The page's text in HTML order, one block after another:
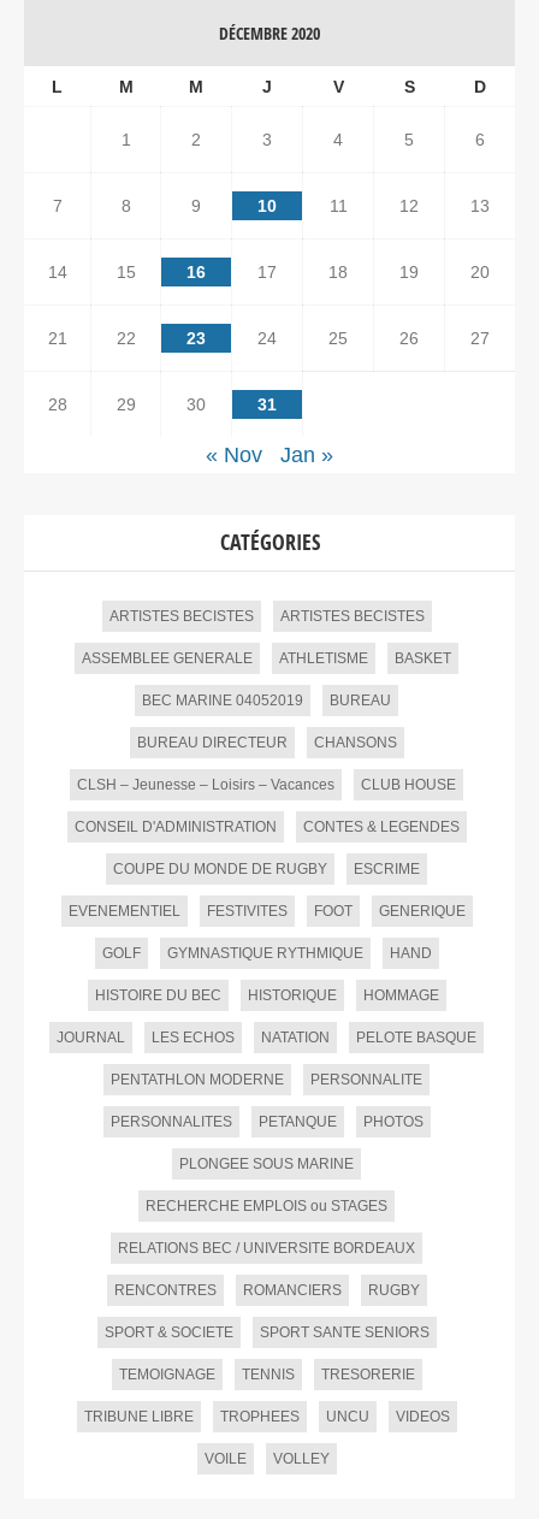
DÉCEMBRE 2020
L M M J V S D
1 2 3 4 5 6
7 8 9 10 11 12 13
14 15 16 17 18 19 20
21 22 23 24 25 26 27
28 29 30 31
« Nov Jan »
CATÉGORIES
ARTISTES BECISTES ARTISTES BECISTES
ASSEMBLEE GENERALE ATHLETISME BASKET
BEC MARINE 04052019 BUREAU
BUREAU DIRECTEUR CHANSONS
CLSH – Jeunesse – Loisirs – Vacances CLUB HOUSE
CONSEIL D'ADMINISTRATION CONTES & LEGENDES
COUPE DU MONDE DE RUGBY ESCRIME
EVENEMENTIEL FESTIVITES FOOT GENERIQUE
GOLF GYMNASTIQUE RYTHMIQUE HAND
HISTOIRE DU BEC HISTORIQUE HOMMAGE
JOURNAL LES ECHOS NATATION PELOTE BASQUE
PENTATHLON MODERNE PERSONNALITE
PERSONNALITES PETANQUE PHOTOS
PLONGEE SOUS MARINE
RECHERCHE EMPLOIS ou STAGES
RELATIONS BEC / UNIVERSITE BORDEAUX
RENCONTRES ROMANCIERS RUGBY
SPORT & SOCIETE SPORT SANTE SENIORS
TEMOIGNAGE TENNIS TRESORERIE
TRIBUNE LIBRE TROPHEES UNCU VIDEOS
VOILE VOLLEY